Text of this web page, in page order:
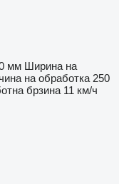
мм Ширина на
на обработка 250
брзина 11 км/ч